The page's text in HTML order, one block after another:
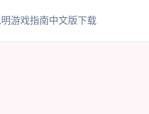
游戏指南中文版下载